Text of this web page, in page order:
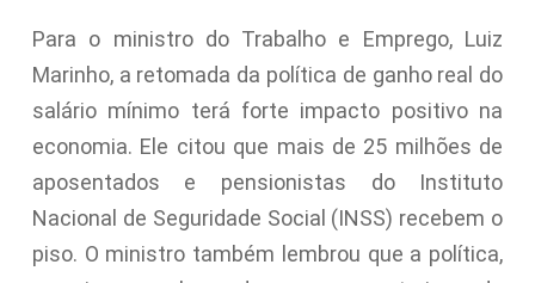
Para o ministro do Trabalho e Emprego, Luiz
Marinho, a retomada da política de ganho real do
salário mínimo terá forte impacto positivo na
economia. Ele citou que mais de 25 milhões de
aposentados e pensionistas do Instituto
Nacional de Seguridade Social (INSS) recebem o
piso. O ministro também lembrou que a política,